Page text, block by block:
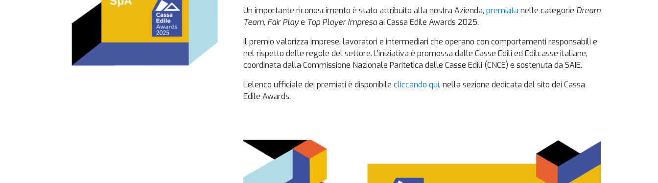
Un importante riconoscimento è stato attribuito alla nostra Azienda, premiata nelle categorie Dream
Team, Fair Playe Top Player Impresaai Cassa Edile Awards 2025.
Il premio valorizza imprese, lavoratori e intermediari che operano con comportamenti responsabili e
nel rispetto delle regole del settore. L’iniziativa è promossa dalle Casse Edili ed Edilcasse italiane,
coordinata dalla Commissione Nazionale Paritetica delle Casse Edili (CNCE) e sostenuta da SAIE.
L’elenco ufficiale dei premiati è disponibile cliccando qui, nella sezione dedicata del sito dei Cassa
Edile Awards.